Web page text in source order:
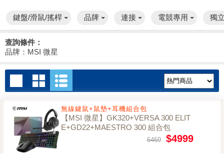
鍵盤/滑鼠/搖桿 品牌 連接 電競專用 獨
查詢條件：
品牌：MSI 微星
無線鍵鼠+鼠墊+耳機組合包
【MSI 微星】GK320+VERSA 300 ELIT
E+GD22+MAESTRO 300 組合包
6469 $4999